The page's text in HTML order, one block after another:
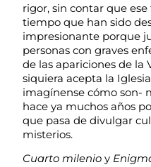
rigor, sin contar que
tiempo que han sido
impresionante porque
personas con graves
de las apariciones de la
siquiera acepta la
imagínense cómo son-
hace ya muchos años
que pasa de divulgar
misterios.
Cuarto milenio y